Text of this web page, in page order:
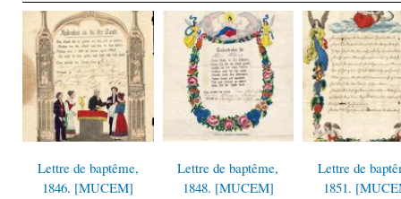
Lettre de baptême,
1846. [MUCEM]
Lettre de baptême,
1848. [MUCEM]
Lettre de
1851.